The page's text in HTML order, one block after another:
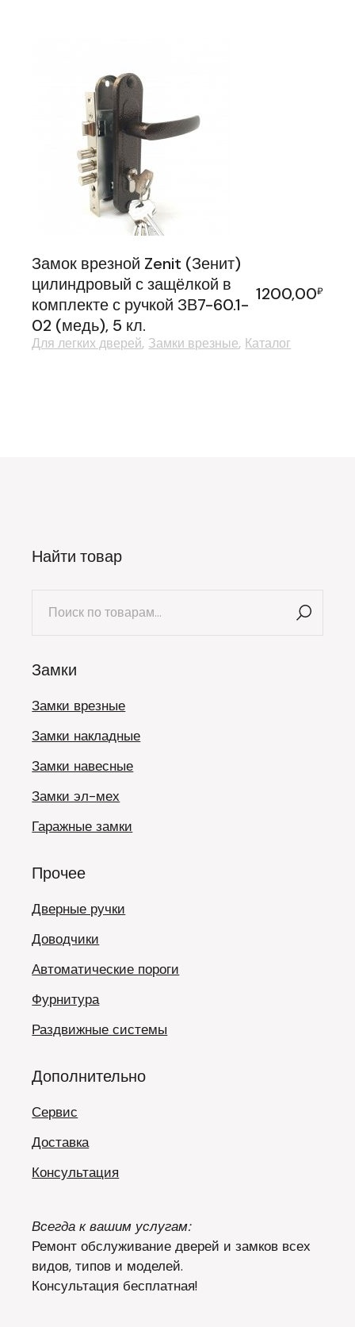
Замок врезной Zenit (Зенит)
цилиндровый с защёлкой в
комплекте с ручкой ЗВ7-60.1-
02 (медь), 5 кл.
1200,00₽
Для легких дверей Замки врезные Каталог
Найти товар
Замки
Замки врезные
Замки накладные
Замки навесные
Замки эл-мех
Гаражные замки
Прочее
Дверные ручки
Доводчики
Автоматические пороги
Фурнитура
Раздвижные системы
Дополнительно
Сервис
Доставка
Консультация
Всегда к вашим услугам:
Ремонт обслуживание дверей и замков всех
видов, типов и моделей.
Консультация бесплатная!